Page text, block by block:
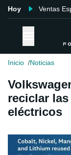
Hoy Ventas
Inicio Noticias
reciclar
eléctricos